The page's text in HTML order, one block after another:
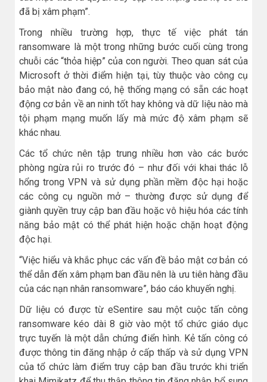
đã bị xâm phạm”.
Trong nhiều trường hợp, thực tế việc phát tán
ransomware là một trong những bước cuối cùng trong
chuỗi các “thỏa hiệp” của con người. Theo quan sát của
Microsoft ở thời điểm hiện tại, tùy thuộc vào công cụ
bảo mật nào đang có, hệ thống mạng có sẵn các hoạt
động cơ bản về an ninh tốt hay không và dữ liệu nào mà
tội phạm mạng muốn lấy mà mức độ xâm phạm sẽ
khác nhau.
Các tổ chức nên tập trung nhiều hơn vào các bước
phòng ngừa rủi ro trước đó – như đối với khai thác lỗ
hổng trong VPN và sử dụng phần mềm độc hại hoặc
các công cụ nguồn mở – thường được sử dụng để
giành quyền truy cập ban đầu hoặc vô hiệu hóa các tính
năng bảo mật có thể phát hiện hoặc chặn hoạt động
độc hại.
“Việc hiểu và khắc phục các vấn đề bảo mật cơ bản có
thể dẫn đến xâm phạm ban đầu nên là ưu tiên hàng đầu
của các nạn nhân ransomware”, báo cáo khuyến nghị.
Dữ liệu có được từ eSentire sau một cuộc tấn công
ransomware kéo dài 8 giờ vào một tổ chức giáo dục
trực tuyến là một dẫn chứng điển hình. Kẻ tấn công có
được thông tin đăng nhập ở cấp thấp và sử dụng VPN
của tổ chức làm điểm truy cập ban đầu trước khi triển